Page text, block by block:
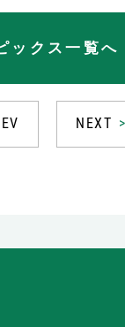
ックス一覧へ
NEXT